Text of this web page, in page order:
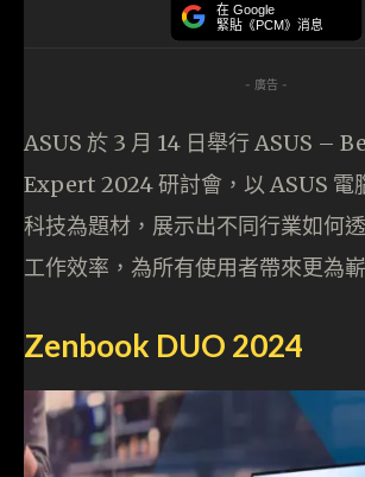
在 Google
緊貼《PCM》消息
- 廣告 -
ASUS 於 3 月 14 日舉行 ASUS –
Expert 2024 研討會，以 ASUS 電
科技為題材，展示出不同行業如何
工作效率，為所有使用者帶來更為
Zenbook DUO 2024